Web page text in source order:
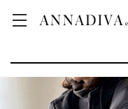
ANNA JEWELRY